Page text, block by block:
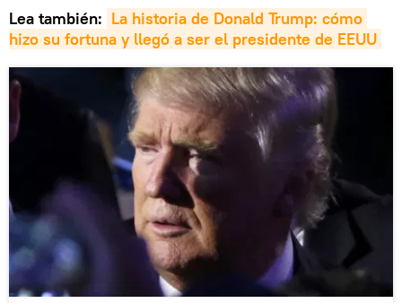
Lea también: La historia de Donald Trump: cómo
hizo su fortuna y llegó a ser el presidente de EEUU